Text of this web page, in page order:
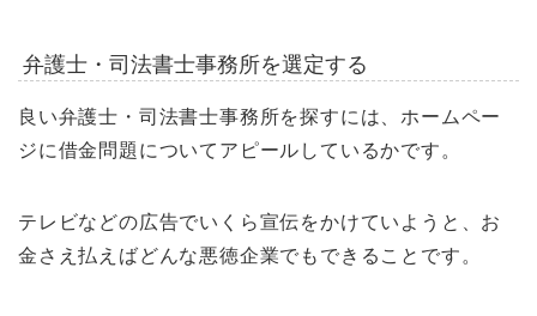
弁護士・司法書士事務所を選定する
良い弁護士・司法書士事務所を探すには、ホームペー
ジに借金問題についてアピールしているかです。
テレビなどの広告でいくら宣伝をかけていようと、お
金さえ払えばどんな悪徳企業でもできることです。